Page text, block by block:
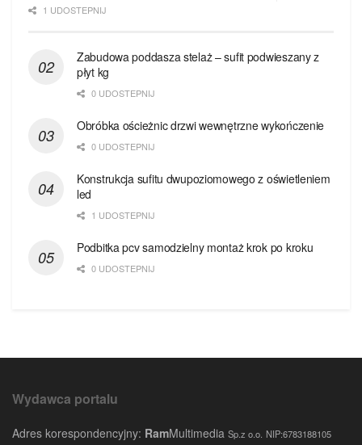
1 UDOSTEPNIJ
Zabudowa poddasza stelaż – sufit podwieszany z
płyt kg
0 UDOSTEPNIJ
Obróbka ościeżnic drzwi wewnętrzne wykończenie
0 UDOSTEPNIJ
Konstrukcja sufitu dwupoziomowego z oświetleniem
led
1 UDOSTEPNIJ
Podbitka pcv samodzielny montaż krok po kroku
0 UDOSTEPNIJ
Wydawca portalu
Adres korespondencyjny: RamMultimedia Sp.z o.o. NIP:6783188105